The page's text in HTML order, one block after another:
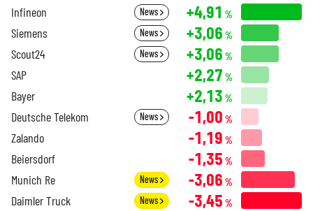
Infineon News +4,91 %
Siemens News +3,06 %
Scout24 News +3,06 %
SAP +2,27 %
Bayer +2,13 %
Deutsche Telekom News -1,00 %
Zalando -1,19 %
Beiersdorf -1,35 %
Munich Re News -3,06 %
Daimler Truck News -3,45 %